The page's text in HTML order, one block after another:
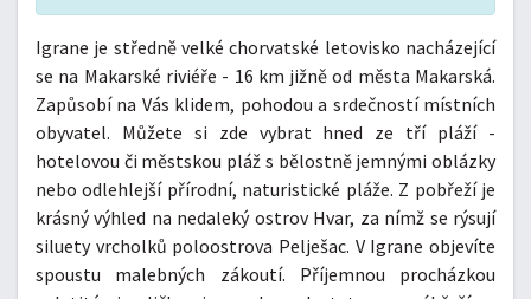
Igrane je středně velké chorvatské letovisko nacházející
se na Makarské riviéře - 16 km jižně od města Makarská.
Zapůsobí na Vás klidem, pohodou a srdečností místních
obyvatel. Můžete si zde vybrat hned ze tří pláží -
hotelovou či městskou pláž s bělostně jemnými oblázky
nebo odlehlejší přírodní, naturistické pláže. Z pobřeží je
krásný výhled na nedaleký ostrov Hvar, za nímž se rýsují
siluety vrcholků poloostrova Pelješac. V Igrane objevíte
spoustu malebných zákoutí. Příjemnou procházkou